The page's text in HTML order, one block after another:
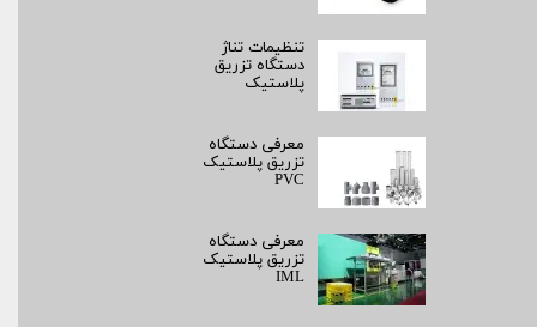
تنظیمات تناژ
دستگاه تزریق
پلاستیک
معرفی دستگاه
تزریق پلاستیک
PVC
معرفی دستگاه
تزریق پلاستیک
IML